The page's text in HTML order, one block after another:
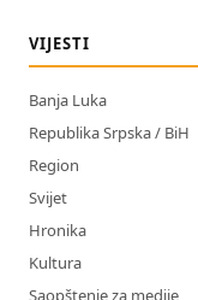
VIJESTI
Banja Luka
Republika Srpska / BiH
Region
Svijet
Hronika
Kultura